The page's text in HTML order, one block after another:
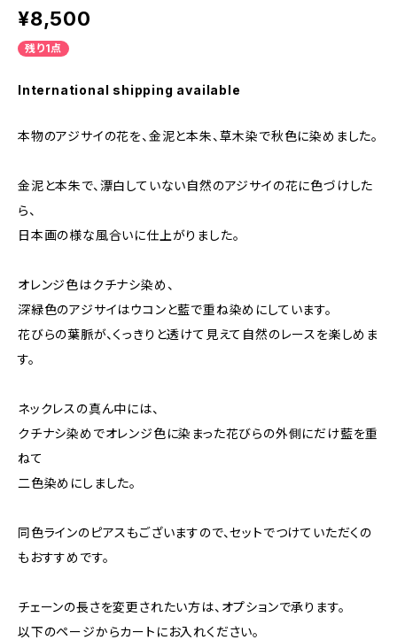
¥8,500
残り1点
International shipping available
本物のアジサイの花を、金泥と本朱、草木染で秋色に染めました。
金泥と本朱で、漂白していない自然のアジサイの花に色づけした
ら、
日本画の様な風合いに仕上がりました。
オレンジ色はクチナシ染め、
深緑色のアジサイはウコンと藍で重ね染めにしています。
花びらの葉脈が、くっきりと透けて見えて自然のレースを楽しめま
す。
ネックレスの真ん中には、
クチナシ染めでオレンジ色に染まった花びらの外側にだけ藍を重
ねて
二色染めにしました。
同色ラインのピアスもございますので、セットでつけていただくの
もおすすめです。
チェーンの長さを変更されたい方は、オプションで承ります。
以下のページからカートにお入れください。